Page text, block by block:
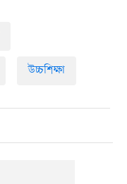
উচ্চশিক্ষা